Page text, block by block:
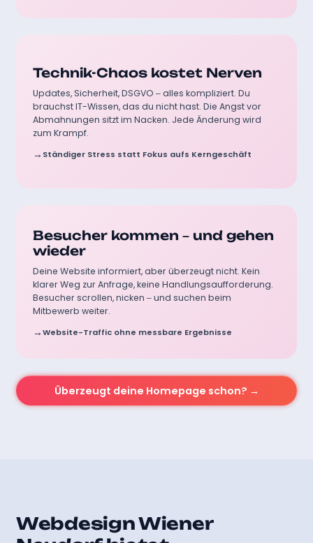
Ohne professionelle Betreuung:
Technik-Chaos kostet Nerven
Updates, Sicherheit, DSGVO – alles kompliziert. Du
brauchst IT-Wissen, das du nicht hast. Die Angst vor
Abmahnungen sitzt im Nacken. Jede Änderung wird
zum Krampf.
Ständiger Stress statt Fokus aufs Kerngeschäft
Ohne professionelle Betreuung:
Besucher kommen – und gehen
wieder
Deine Website informiert, aber überzeugt nicht. Kein
klarer Weg zur Anfrage, keine Handlungsaufforderung.
Besucher scrollen, nicken – und suchen beim
Mitbewerb weiter.
Website-Traffic ohne messbare Ergebnisse
Überzeugt deine Homepage schon? →
Webdesign Wiener